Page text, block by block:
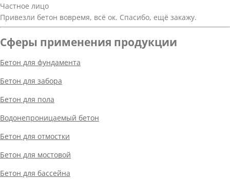
Частное лицо
Привезли бетон вовремя, всё ок. Спасибо, ещё закажу.
Сферы применения продукции
Бетон для фундамента
Бетон для забора
Бетон для пола
Водонепроницаемый бетон
Бетон для отмостки
Бетон для мостовой
Бетон для бассейна